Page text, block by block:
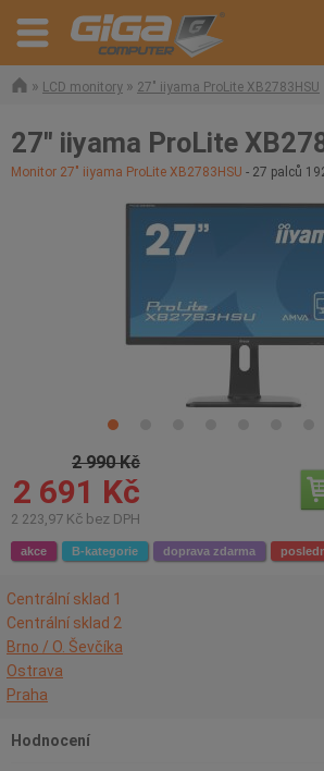
» LCD monitory » 27" iiyama ProLite XB2783HSU
27" iiyama ProLite
Monitor 27" iiyama ProLite XB2783HSU - 27 palců
2 990 Kč
2 691 Kč
2 223,97 Kč bez DPH
akce B-kategorie doprava zdarma
Centrální sklad 1
Centrální sklad 2
Brno / O. Ševčíka
Ostrava
Praha
Hodnocení